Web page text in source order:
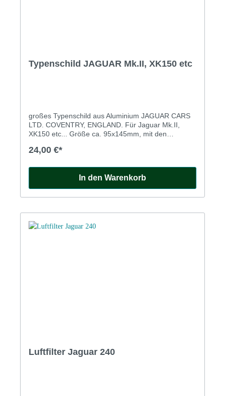
Typenschild JAGUAR Mk.II, XK150 etc
großes Typenschild aus Aluminium JAGUAR CARS
LTD. COVENTRY, ENGLAND. Für Jaguar Mk.II,
XK150 etc... Größe ca. 95x145mm, mit den
Chassis no., engine no., Body no., gear box no.,
24,00 €*
In den Warenkorb
Luftfilter Jaguar 240